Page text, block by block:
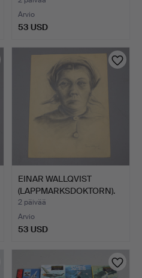
Arvio
53 USD
EINAR WALLQVIST
(LAPPMARKSDOKTORN).
Naismu…
2 päivää
Arvio
53 USD